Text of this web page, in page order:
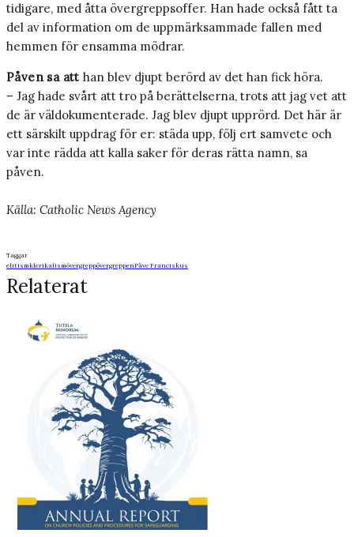
tidigare, med åtta övergreppsoffer. Han hade också fått ta
del av information om de uppmärksammade fallen med
hemmen för ensamma mödrar.
Påven sa att han blev djupt berörd av det han fick höra.
– Jag hade svårt att tro på berättelserna, trots att jag vet att
de är väldokumenterade. Jag blev djupt upprörd. Det här är
ett särskilt uppdrag för er: städa upp, följ ert samvete och
var inte rädda att kalla saker för deras rätta namn, sa
påven.
Källa: Catholic News Agency
Taggar
elitismklerikalismövergreppövergreppenPåve Franciskus
Relaterat